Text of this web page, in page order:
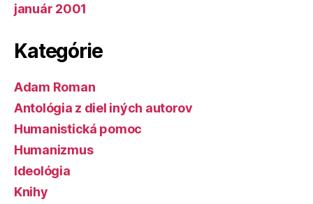
január 2001
Kategórie
Adam Roman
Antológia z diel iných autorov
Humanistická pomoc
Humanizmus
Ideológia
Knihy